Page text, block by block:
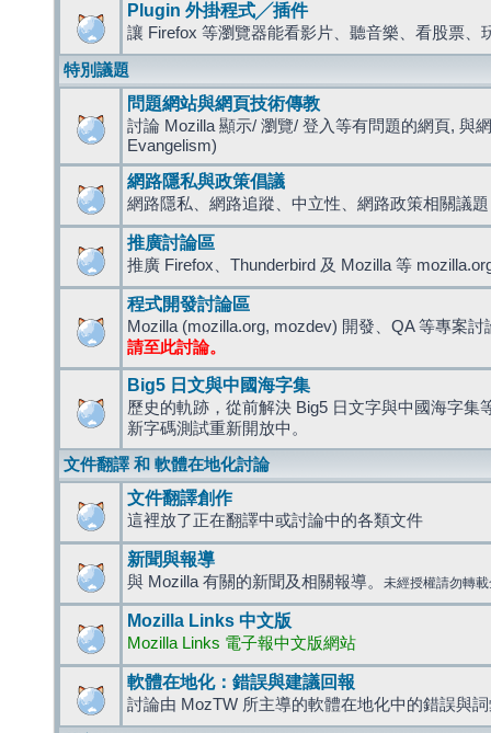
Plugin 外掛程式╱插件
讓 Firefox 等瀏覽器能看影片、聽音樂、看股票、
特別議題
問題網站與網頁技術傳教
討論 Mozilla 顯示/ 瀏覽/ 登入等有問題的網頁, 與
Evangelism)
網路隱私與政策倡議
網路隱私、網路追蹤、中立性、網路政策相關議題
推廣討論區
推廣 Firefox、Thunderbird 及 Mozilla 等
程式開發討論區
Mozilla (mozilla.org, mozdev) 開發、QA 等專案討
請至此討論。
Big5 日文與中國海字集
歷史的軌跡，從前解決 Big5 日文字與中國海字集
新字碼測試重新開放中。
文件翻譯 和 軟體在地化討論
文件翻譯創作
這裡放了正在翻譯中或討論中的各類文件
新聞與報導
與 Mozilla 有關的新聞及相關報導。 未經授權請勿轉
Mozilla Links 中文版
Mozilla Links 電子報中文版網站
軟體在地化：錯誤與建議回報
討論由 MozTW 所主導的軟體在地化中的錯誤與